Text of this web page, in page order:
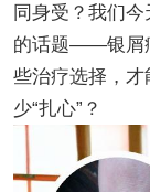
同身受？我们
的话题——银屑
些治疗选择，才
少“扎心”？